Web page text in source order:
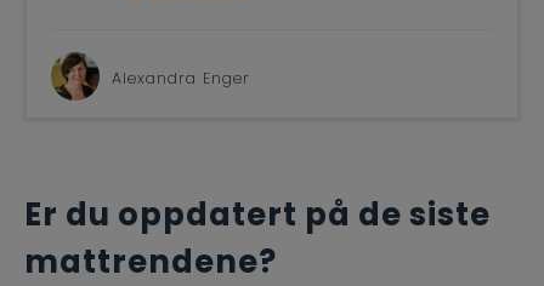
Alexandra Enger
Er du oppdatert på de siste
mattrendene?